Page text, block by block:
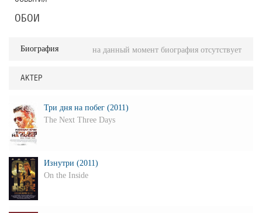
ОБОИ
Биография на данный момент биография отсутствует
АКТЕР
Три дня на побег (2011)
The Next Three Days
Изнутри (2011)
On the Inside